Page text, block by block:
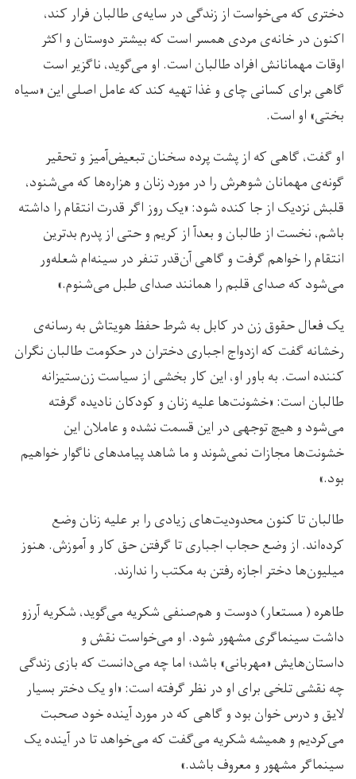
دختری که می‌خواست از زندگی در سایه‌ی طالبان فرار کند،
اکنون در خانه‌ی مردی همسر است که بیشتر دوستان و اکثر
اوقات مهمانانش افراد طالبان است. او می‌گوید، ناگزیر است
گاهی برای کسانی چای و غذا تهیه کند که عامل اصلی این «سیاه
بختی» او است.
او گفت، گاهی که از پشت پرده سخنان تبعیض‌آمیز و تحقیر
گونه‌ی مهمانان شوهرش را در مورد زنان و هزاره‌ها که می‌‎شنود،
قلبش نزدیک از جا کنده شود: «یک روز اگر قدرت انتقام را داشته
باشم، نخست از طالبان و بعدآ از کریم و حتی از پدرم بدترین
انتقام را خواهم گرفت و گاهی آن‌قدر تنفر در سینه‌ام شعله‌ور
می‌شود که صدای قلبم را همانند صدای طبل می‌شنوم.»
یک فعال حقوق زن در کابل به شرط حفظ هویتاش به رسانه‌ی
رخشانه گفت که ازدواج اجباری دختران در حکومت طالبان نگران
کننده است. به باور او، این کار بخشی از سیاست زن‌ستیزانه
طالبان است: «خشونت‌ها علیه زنان و کودکان نادیده گرفته
می‌شود و هیچ توجهی در این قسمت نشده و عاملان این
خشونت‌ها مجازات نمی‌شوند و ما شاهد پیامدهای ناگوار خواهیم
بود.»
طالبان تا کنون محدودیت‌های زیادی را بر علیه زنان وضع
کرده‌اند. از وضع حجاب اجباری تا گرفتن حق کار و آموزش. هنوز
میلیون‌ها دختر اجازه رفتن به مکتب را ندارند.
طاهره ( مستعار) دوست و هم‌صنفی شکریه می‌گوید، شکریه آرزو
داشت سینماگری مشهور شود. او می‌خواست نقش و
داستان‌هایش «مهربانی» باشد؛ اما چه می‌دانست که بازی زندگی
چه نقشی تلخی برای او در نظر گرفته است: «او یک دختر بسیار
لایق و درس خوان بود و گاهی که در مورد آینده خود صحبت
می‌کردیم و همیشه شکریه می‌گفت که می‌خواهد تا در آینده یک
سینماگر مشهور و معروف باشد.»